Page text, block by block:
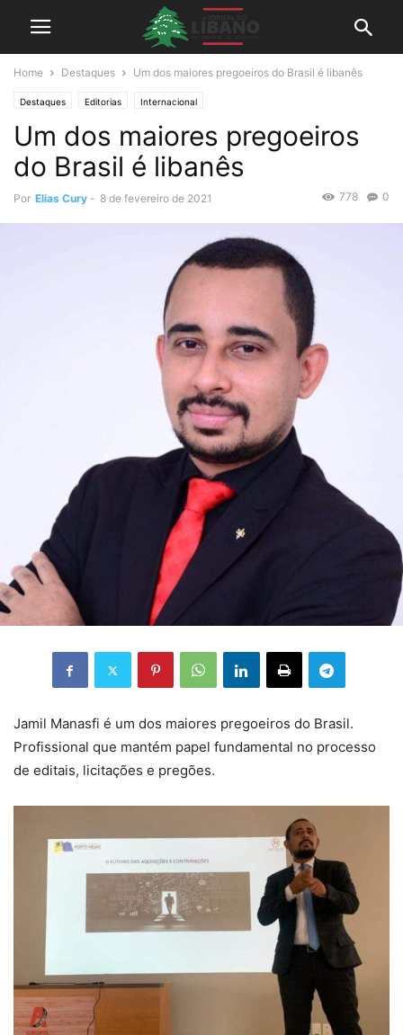
Home Destaques Um dos maiores pregoeiros do Brasil é libanês
Destaques Editorias Internacional
Um dos maiores pregoeiros
do Brasil é libanês
Por Elias Cury - 8 de fevereiro de 2021 0
778
Jamil Manasfi é um dos maiores pregoeiros do Brasil.
Profissional que mantém papel fundamental no processo
de editais, licitações e pregões.